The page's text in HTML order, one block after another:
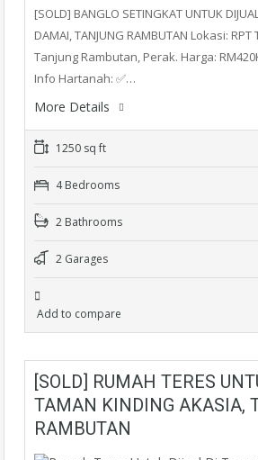
[SOLD] BANGLO SETINGKAT UNTUK
DAMAI, TANJUNG RAMBUTAN Lokasi:
Tanjung Rambutan, Perak. Harga:
Info Hartanah: ✅…
More Details
1250 sq ft
4 Bedrooms
2 Bathrooms
2 Garages
Add to compare
[SOLD] RUMAH TERES
TAMAN KINDING AKASIA,
RAMBUTAN